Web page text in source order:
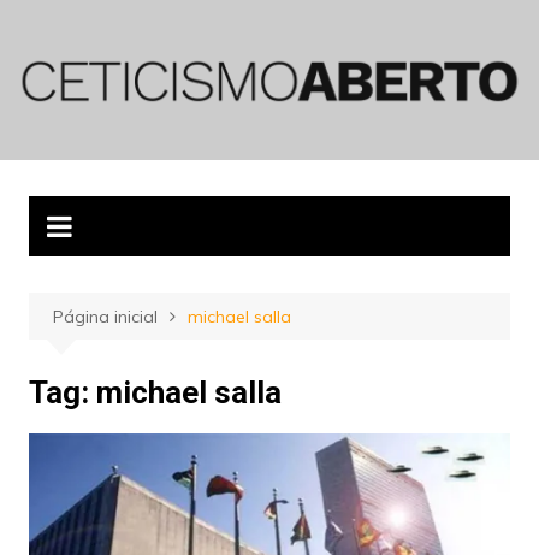
conteúdo
Página inicial michael salla
Tag: michael salla